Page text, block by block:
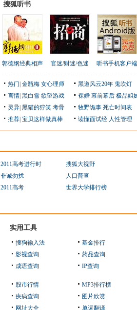
搜狐听书
郭德纲经典相声 官迷/财迷/色迷 听书手机客户端
热门 金瓶梅 女心理师 黑道风云20年 鬼吹灯
言情 黑白雪 欲望游戏 裸婚 幕前幕后 极品姐
灵异 黑猫的狞笑 考骨 牧野诡事 死亡时间表
推荐 宝贝这样做真棒 读懂面试经 人性管理
2011高考进行时
搜狐大视野
非诚勿扰
人口普查
2011高考 世界大学排行榜
实用工具
搜狗输入法
基金排行
影视查询
药品查询
成语查询
IP查询
股市行情
MP3排行榜
疾病查询
图片欣赏
网址大全
单词翻译